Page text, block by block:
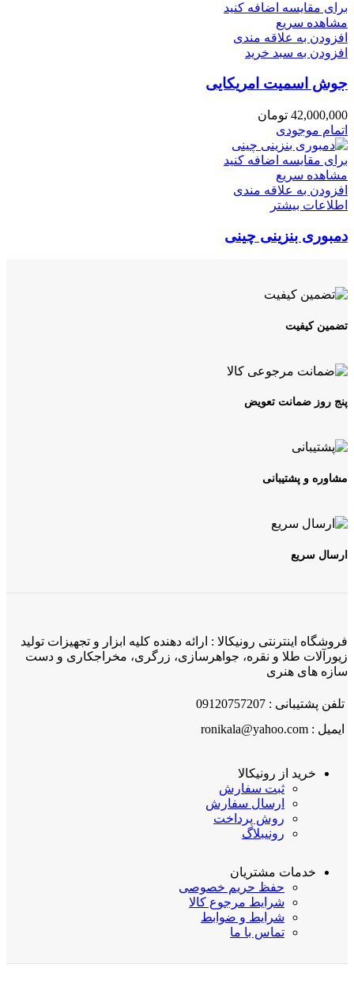
برای مقایسه اضافه کنید
مشاهده سریع
افزودن به علاقه مندی
افزودن به سبد خرید
جوش اسمیت امریکایی
42,000,000 تومان
اتمام موجودی
برای مقایسه اضافه کنید
مشاهده سریع
افزودن به علاقه مندی
اطلاعات بیشتر
دمبوری بنزینی چینی
تضمین کیفیت
پنج روز ضمانت تعویض
مشاوره و پشتیبانی
ارسال سریع
فروشگاه اینترنتی رونیکالا : ارائه دهنده کلیه ابزار و تجهیزات تولید
زیورآلات طلا و نقره، جواهرسازی، زرگری، مخراجکاری و دست
سازه های هنری
تلفن پشتیبانی : 09120757207
ایمیل : ronikala@yahoo.com
خرید از رونیکالا
ثبت سفارش
ارسال سفارش
روش پرداخت
رونیبلاگ
خدمات مشتریان
حفظ حریم خصوصی
شرایط مرجوع کالا
شرایط و ضوابط
تماس با ما